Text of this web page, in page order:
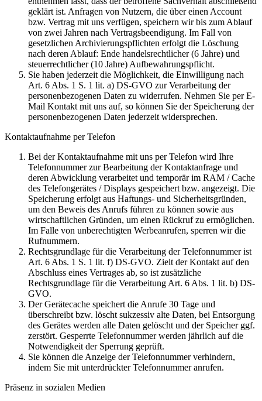
geklärt ist. Anfragen von Nutzern, die über einen Account
bzw. Vertrag mit uns verfügen, speichern wir bis zum Ablauf
von zwei Jahren nach Vertragsbeendigung. Im Fall von
gesetzlichen Archivierungspflichten erfolgt die Löschung
nach deren Ablauf: Ende handelsrechtlicher (6 Jahre) und
steuerrechtlicher (10 Jahre) Aufbewahrungspflicht.
Sie haben jederzeit die Möglichkeit, die Einwilligung nach
Art. 6 Abs. 1 S. 1 lit. a) DS-GVO zur Verarbeitung der
personenbezogenen Daten zu widerrufen. Nehmen Sie per E-
Mail Kontakt mit uns auf, so können Sie der Speicherung der
personenbezogenen Daten jederzeit widersprechen.
Kontaktaufnahme per Telefon
Bei der Kontaktaufnahme mit uns per Telefon wird Ihre
Telefonnummer zur Bearbeitung der Kontaktanfrage und
deren Abwicklung verarbeitet und temporär im RAM / Cache
des Telefongerätes / Displays gespeichert bzw. angezeigt. Die
Speicherung erfolgt aus Haftungs- und Sicherheitsgründen,
um den Beweis des Anrufs führen zu können sowie aus
wirtschaftlichen Gründen, um einen Rückruf zu ermöglichen.
Im Falle von unberechtigten Werbeanrufen, sperren wir die
Rufnummern.
Rechtsgrundlage für die Verarbeitung der Telefonnummer ist
Art. 6 Abs. 1 S. 1 lit. f) DS-GVO. Zielt der Kontakt auf den
Abschluss eines Vertrages ab, so ist zusätzliche
Rechtsgrundlage für die Verarbeitung Art. 6 Abs. 1 lit. b) DS-
GVO.
Der Gerätecache speichert die Anrufe 30 Tage und
überschreibt bzw. löscht sukzessiv alte Daten, bei Entsorgung
des Gerätes werden alle Daten gelöscht und der Speicher ggf.
zerstört. Gesperrte Telefonnummer werden jährlich auf die
Notwendigkeit der Sperrung geprüft.
Sie können die Anzeige der Telefonnummer verhindern,
indem Sie mit unterdrückter Telefonnummer anrufen.
Präsenz in sozialen Medien